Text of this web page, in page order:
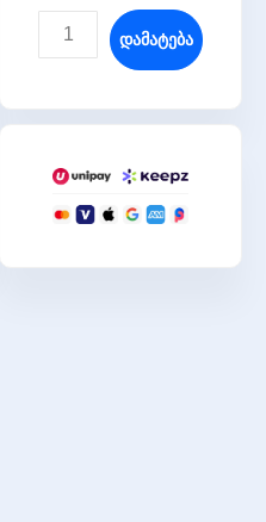
Დამატება
Drive
32GB
RP
Დამატება